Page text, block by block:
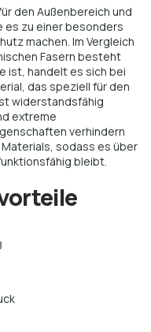
den Außenbereich und
es zu einer besonders
machen. Im Vergleich
Fasern besteht
ist, handelt es sich bei
das speziell für den
widerstandsfähig
extreme
verhindern
sodass es über
bleibt.